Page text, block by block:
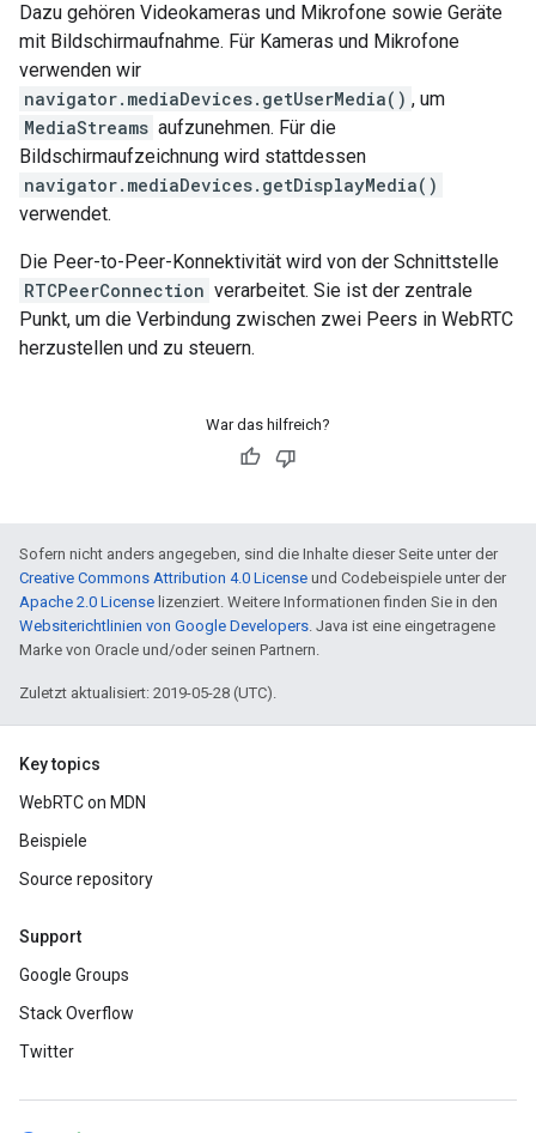
Dazu gehören Videokameras und Mikrofone sowie Geräte
mit Bildschirmaufnahme. Für Kameras und Mikrofone
verwenden wir
navigator.mediaDevices.getUserMedia() , um
MediaStreams aufzunehmen. Für die
Bildschirmaufzeichnung wird stattdessen
navigator.mediaDevices.getDisplayMedia()
verwendet.
Die Peer-to-Peer-Konnektivität wird von der Schnittstelle
RTCPeerConnection verarbeitet. Sie ist der zentrale
Punkt, um die Verbindung zwischen zwei Peers in WebRTC
herzustellen und zu steuern.
War das hilfreich?
Sofern nicht anders angegeben, sind die Inhalte dieser Seite unter der
Creative Commons Attribution 4.0 License und Codebeispiele unter der
Apache 2.0 License lizenziert. Weitere Informationen finden Sie in den
Websiterichtlinien von Google Developers. Java ist eine eingetragene
Marke von Oracle und/oder seinen Partnern.
Zuletzt aktualisiert: 2019-05-28 (UTC).
Key topics
WebRTC on MDN
Beispiele
Source repository
Support
Google Groups
Stack Overflow
Twitter